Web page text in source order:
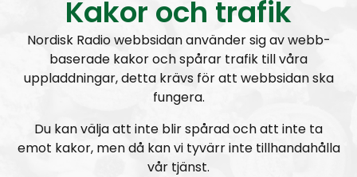
medarbeidere er Kim Larsen, Anette Borch, samt
Tommy Olsen, sjef for Den nordiske
motstandsbevegelsen i Norge.
E-post:
holdfanenhoyt@motstandsbevegelsen.org
Hold Fanen Høyt! #72 – Intervju med Marcus Hansson
Kakor och trafik
Nordisk Radio webbsidan använder sig av webb-
baserade kakor och spårar trafik till våra
uppladdningar, detta krävs för att webbsidan ska
fungera.
Du kan välja att inte blir spårad och att inte ta
emot kakor, men då kan vi tyvärr inte tillhandahålla
vår tjänst.